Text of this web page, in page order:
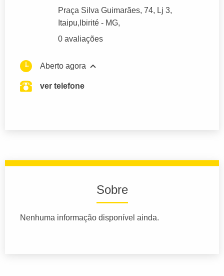
Praça Silva Guimarães, 74, Lj 3,
Itaipu, Ibirité - MG,
0 avaliações
Aberto agora
ver telefone
Sobre
Nenhuma informação disponível ainda.